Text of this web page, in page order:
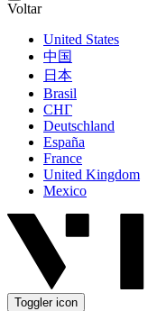
Voltar
United States
中国
日本
Brasil
СНГ
Deutschland
España
France
United Kingdom
Mexico
Toggler icon